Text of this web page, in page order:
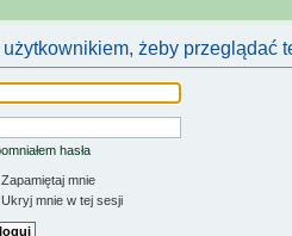
żeby przeglądać
hasła
Zapamiętaj mnie
Ukryj mnie w tej sesji